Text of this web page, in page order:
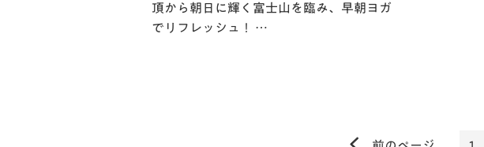
頂から朝日に輝く富士山を臨み、早朝ヨガ
でリフレッシュ！ …